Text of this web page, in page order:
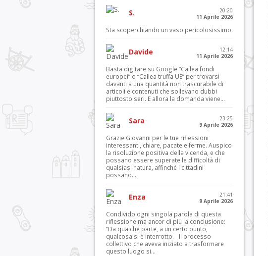
S.
20:20
11 Aprile 2026
Sta scoperchiando un vaso pericolosissimo.
Davide
12:14
11 Aprile 2026
Basta digitare su Google “Callea fondi
europei” o “Callea truffa UE” per trovarsi
davanti a una quantità non trascurabile di
articoli e contenuti che sollevano dubbi
piuttosto seri. E allora la domanda viene...
Sara
23:25
9 Aprile 2026
Grazie Giovanni per le tue riflessioni
interessanti, chiare, pacate e ferme. Auspico
la risoluzione positiva della vicenda, e che
possano essere superate le difficoltà di
qualsiasi natura, affinché i cittadini
possano...
Enza
21:41
9 Aprile 2026
Condivido ogni singola parola di questa
riflessione ma ancor di più la conclusione:
“Da qualche parte, a un certo punto,
qualcosa si è interrotto. Il processo
collettivo che aveva iniziato a trasformare
questo luogo si...